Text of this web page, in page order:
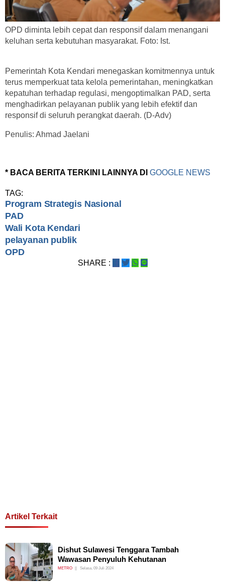
OPD diminta lebih cepat dan responsif dalam menangani
keluhan serta kebutuhan masyarakat. Foto: Ist.
Pemerintah Kota Kendari menegaskan komitmennya untuk
terus memperkuat tata kelola pemerintahan, meningkatkan
kepatuhan terhadap regulasi, mengoptimalkan PAD, serta
menghadirkan pelayanan publik yang lebih efektif dan
responsif di seluruh perangkat daerah. (D-Adv)
Penulis: Ahmad Jaelani
* BACA BERITA TERKINI LAINNYA DI GOOGLE NEWS
TAG:
Program Strategis Nasional
PAD
Wali Kota Kendari
pelayanan publik
OPD
SHARE :
Artikel Terkait
Dishut Sulawesi Tenggara Tambah
Wawasan Penyuluh Kehutanan
METRO Selasa, 09 Juli 2024